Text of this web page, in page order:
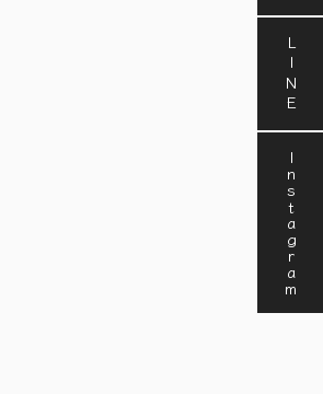
LINE
Instagram